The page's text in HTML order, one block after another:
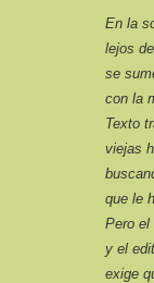
En la
lejos
se
con la
Texto
viejas
que le
Pero el
y el
exige